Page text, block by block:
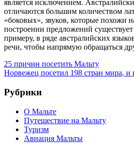
является исключением.
отличаются большим количеством
«боковых», звуков, которые похожи
построении предложений
примеру, в ряде австралийских
речи, чтобы напрямую обращаться
Навигация
по
записям
Предыдущая
запись:
25 причин посетить Мальту
Следующая
Норвежец посетил 198 стран мира, и
Рубрики
О Мальте
Путешествие на Мальту
Туризм
Авиация Мальты